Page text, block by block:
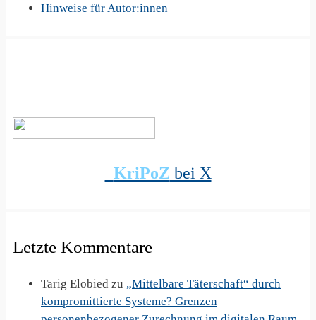
Hinweise für Autor:innen
KriPoZ bei X
Letzte Kommentare
Tarig Elobied zu „Mittelbare Täterschaft“ durch
kompromittierte Systeme? Grenzen